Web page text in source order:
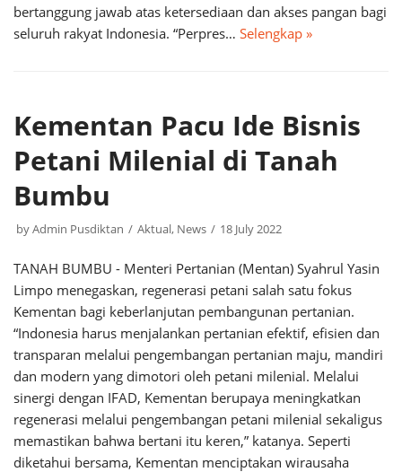
bertanggung jawab atas ketersediaan dan akses pangan bagi
seluruh rakyat Indonesia. “Perpres… Selengkap »
Kementan Pacu Ide Bisnis
Petani Milenial di Tanah
Bumbu
byAdmin Pusdiktan Aktual, News 18 July 2022
TANAH BUMBU - Menteri Pertanian (Mentan) Syahrul Yasin
Limpo menegaskan, regenerasi petani salah satu fokus
Kementan bagi keberlanjutan pembangunan pertanian.
“Indonesia harus menjalankan pertanian efektif, efisien dan
transparan melalui pengembangan pertanian maju, mandiri
dan modern yang dimotori oleh petani milenial. Melalui
sinergi dengan IFAD, Kementan berupaya meningkatkan
regenerasi melalui pengembangan petani milenial sekaligus
memastikan bahwa bertani itu keren,” katanya. Seperti
diketahui bersama, Kementan menciptakan wirausaha